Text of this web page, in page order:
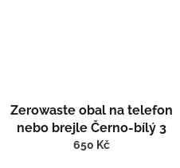
Zerowaste obal na telefon
nebo brejle Černo-bílý 3
650 Kč